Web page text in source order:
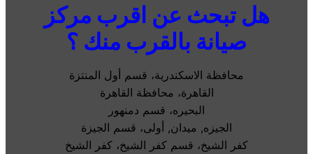
هل تبحث عن اقرب مركز
صيانة بالقرب منك ؟
محافظة الاسكندرية، قسم أول المنتزة
القاهرة، محافظة القاهرة
البحيره، قسم دمنهور
الجيزه, ميدان, أولى، قسم الجيزة
كفر الشيخ، قسم كفر الشيخ، كفر الشيخ